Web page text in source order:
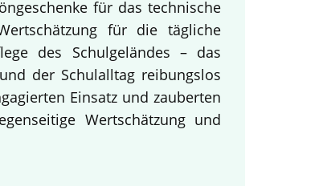
für das technische
für die tägliche
des Schulgeländes – das
der Schulalltag reibungslos
Einsatz und zauberten
Wertschätzung und